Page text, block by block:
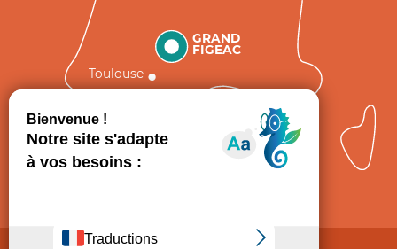
GRAND
FIGEAC
Toulouse